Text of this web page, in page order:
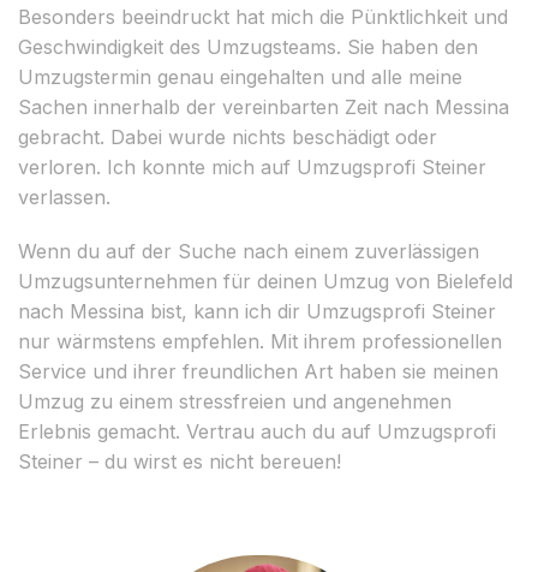
Besonders beeindruckt hat mich die Pünktlichkeit und
Geschwindigkeit des Umzugsteams. Sie haben den
Umzugstermin genau eingehalten und alle meine
Sachen innerhalb der vereinbarten Zeit nach Messina
gebracht. Dabei wurde nichts beschädigt oder
verloren. Ich konnte mich auf Umzugsprofi Steiner
verlassen.
Wenn du auf der Suche nach einem zuverlässigen
Umzugsunternehmen für deinen Umzug von Bielefeld
nach Messina bist, kann ich dir Umzugsprofi Steiner
nur wärmstens empfehlen. Mit ihrem professionellen
Service und ihrer freundlichen Art haben sie meinen
Umzug zu einem stressfreien und angenehmen
Erlebnis gemacht. Vertrau auch du auf Umzugsprofi
Steiner – du wirst es nicht bereuen!